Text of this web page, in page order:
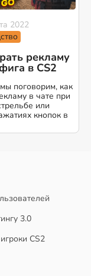
2022
рекламу
в CS2
поговорим, как
в чате при
или
кнопок в
3.0
CS2